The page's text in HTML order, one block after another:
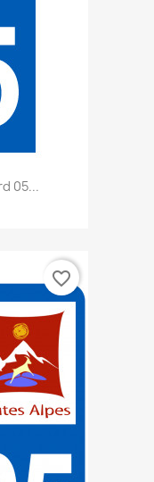
05...
favorite_border